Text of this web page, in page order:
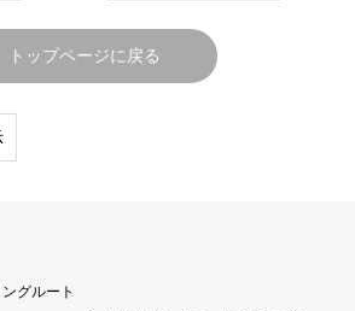
トップページに戻る
グルート